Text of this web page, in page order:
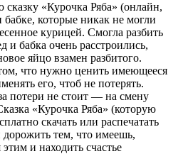
«Курочка Ряба» (онлайн,
бабке, которые никак не могли
курицей. Смогла разбить
и бабка очень расстроились,
яйцо взамен разбитого.
что нужно ценить имеющееся
его, чтоб не потерять.
потери не стоит — на смену
«Курочка Ряба» (которую
скачать или распечатать
тем, что имеешь,
и находить счастье